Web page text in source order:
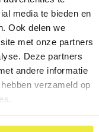
media te bieden en
Ook delen we
met onze partners
Deze partners
andere informatie
verzameld op